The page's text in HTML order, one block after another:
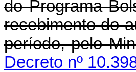
do Programa
recebimento do
período,
Decreto nº